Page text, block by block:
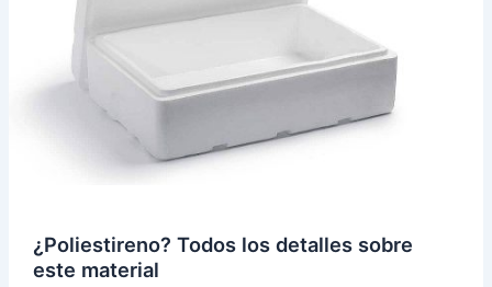
¿Poliestireno? Todos los detalles sobre
este material